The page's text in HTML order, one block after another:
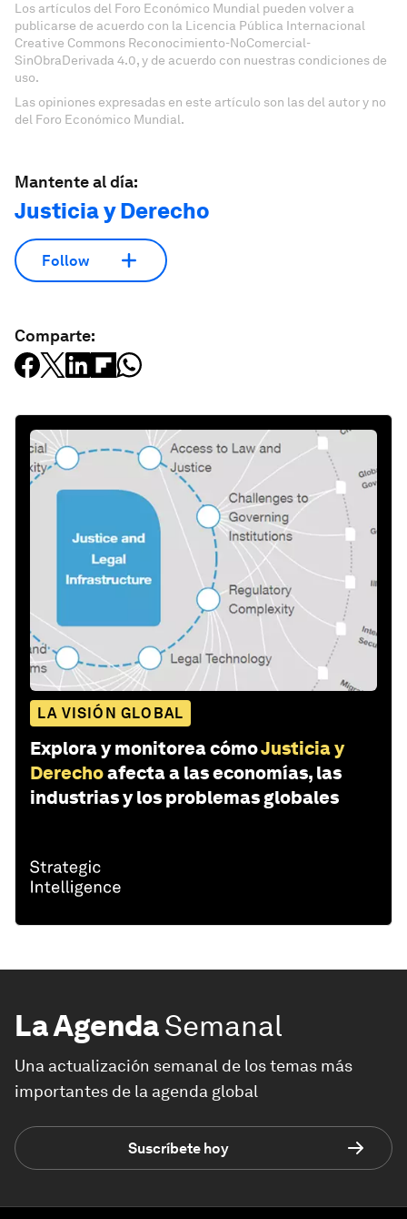
Los artículos del Foro Económico Mundial pueden volver a
publicarse de acuerdo con la Licencia Pública Internacional
Creative Commons Reconocimiento-NoComercial-
SinObraDerivada 4.0, y de acuerdo con nuestras condiciones de
uso.
Las opiniones expresadas en este artículo son las del autor y no
del Foro Económico Mundial.
Mantente al día:
Justicia y Derecho
Follow
Comparte:
LA VISIÓN GLOBAL
Explora y monitorea cómoJusticia y
Derechoafecta a las economías, las
industrias y los problemas globales
La AgendaSemanal
Una actualización semanal de los temas más
importantes de la agenda global
Suscríbete hoy